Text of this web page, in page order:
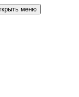
меню